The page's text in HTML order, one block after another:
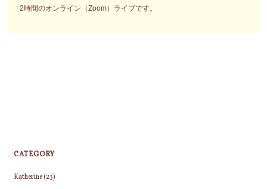
2時間のオンライン（Zoom）ライブです。
CATEGORY
Katherine(23)